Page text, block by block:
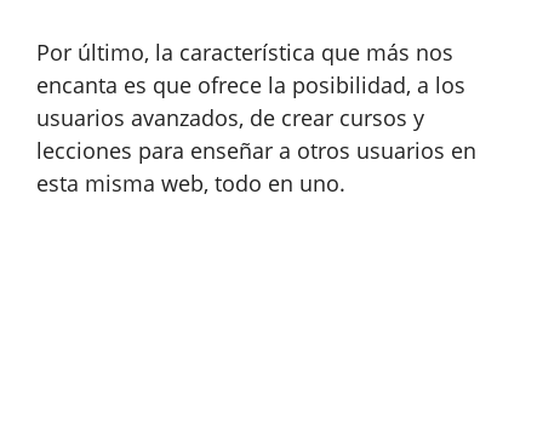
Por último, la característica que más nos
encanta es que ofrece la posibilidad, a los
usuarios avanzados, de crear cursos y
lecciones para enseñar a otros usuarios en
esta misma web, todo en uno.